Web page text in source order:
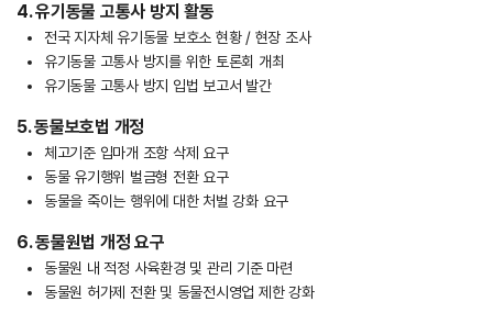
4. 유기동물 고통사 방지 활동
전국 지자체 유기동물 보호소 현황 / 현장 조사
유기동물 고통사 방지를 위한 토론회 개최
유기동물 고통사 방지 입법 보고서 발간
5. 동물보호법 개정
체고기준 입마개 조항 삭제 요구
동물 유기행위 벌금형 전환 요구
동물을 죽이는 행위에 대한 처벌 강화 요구
6. 동물원법 개정 요구
동물원 내 적정 사육환경 및 관리 기준 마련
동물원 허가제 전환 및 동물전시영업 제한 강화